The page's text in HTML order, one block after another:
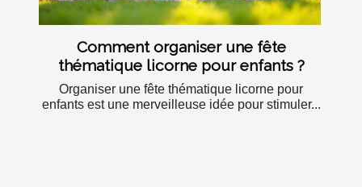
Comment organiser une fête
thématique licorne pour enfants ?
Organiser une fête thématique licorne pour
enfants est une merveilleuse idée pour stimuler...